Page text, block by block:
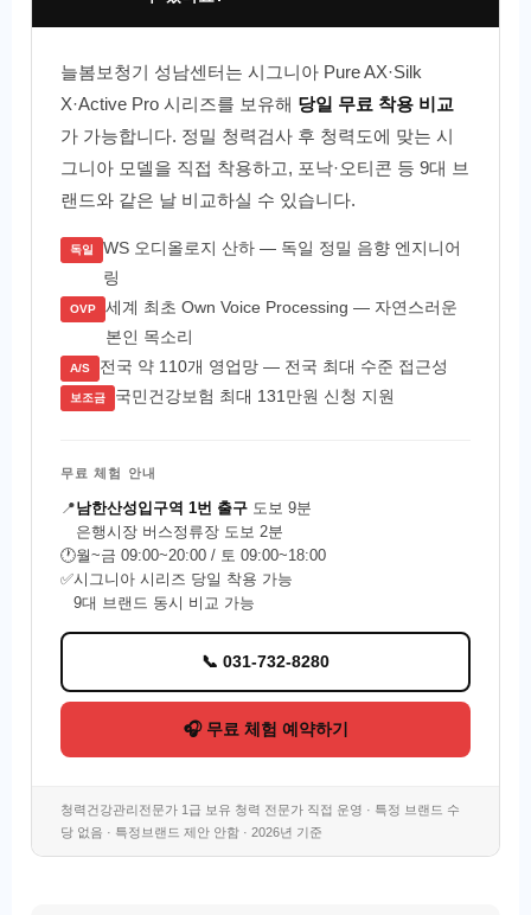
늘봄보청기 성남센터는 시그니아 Pure AX·Silk
X·Active Pro 시리즈를 보유해 당일 무료 착용 비교
가 가능합니다. 정밀 청력검사 후 청력도에 맞는 시
그니아 모델을 직접 착용하고, 포낙·오티콘 등 9대 브
랜드와 같은 날 비교하실 수 있습니다.
독일
WS 오디올로지 산하 — 독일 정밀 음향 엔지니어
링
OVP
세계 최초 Own Voice Processing — 자연스러운
본인 목소리
A/S 전국 약 110개 영업망 — 전국 최대 수준 접근성
보조금 국민건강보험 최대 131만원 신청 지원
무료 체험 안내
📍남한산성입구역 1번 출구 도보 9분
은행시장 버스정류장 도보 2분
🕐월~금 09:00~20:00 / 토 09:00~18:00
✅시그니아 시리즈 당일 착용 가능
9대 브랜드 동시 비교 가능
📞 031-732-8280
🎧 무료 체험 예약하기
청력건강관리전문가 1급 보유 청력 전문가 직접 운영 · 특정 브랜드 수
당 없음 · 특정브랜드 제안 안함 · 2026년 기준